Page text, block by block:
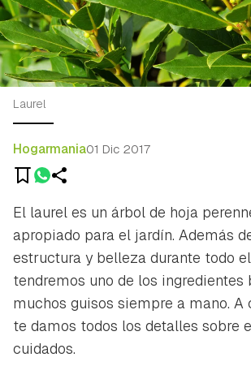
Laurel
Hogarmania01 Dic 2017
El laurel es un árbol de hoja
apropiado para el jardín. Además
estructura y belleza durante todo
tendremos uno de los ingredientes
muchos guisos siempre a mano. A
te damos todos los detalles sobre
cuidados.